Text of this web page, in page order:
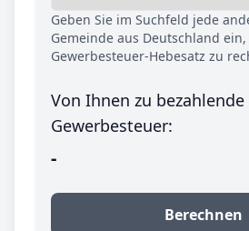
Geben Sie im Suchfeld jede
Gemeinde aus Deutschland
Gewerbesteuer-Hebesatz zu
Von Ihnen zu bezahlende
Gewerbesteuer:
-
Berechnen